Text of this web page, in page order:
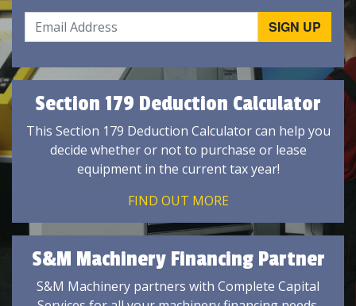
Section 179 Deduction Calculator
This Section 179 Deduction Calculator can help you
decide whether or not to purchase or lease
equipment in the current tax year!
FIND OUT MORE
S&M Machinery Financing Partner
S&M Machinery partners with Complete Capital